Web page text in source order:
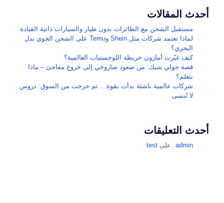
أحدث المقالات
مستقبل الشحن مع الطائرات بدون طيار والسيارات ذاتية القيادة
لماذا تعتمد شركات مثل Shein وTemu على الشحن الجوي بدل
البحري؟
كيف غيّرت أمازون خريطة اللوجستيات العالمية؟
قصة جولي شيك: من صعود صاروخي إلى خروج مفاجئ – ماذا
نتعلم؟
شركات عالمية ناشئة بدأت بقوة… ثم خرجت من السوق: دروس
لا تُنسى
أحدث التعليقات
admin على test